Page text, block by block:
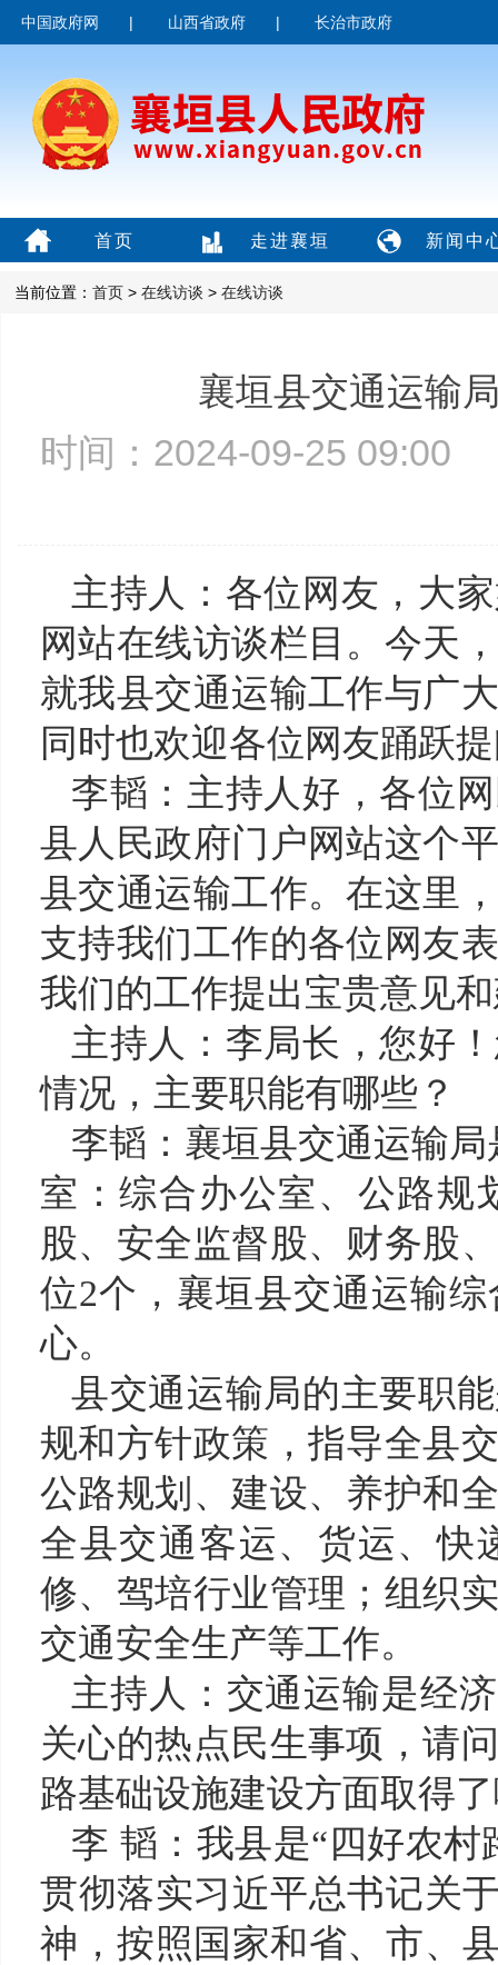
中国政府网 | 山西省政府 | 长治市政府
首页 走进襄垣 新闻中
当前位置： 首页 > 在线访谈 > 在线访谈
襄垣县交通运输
时间：2024-09-25
主持人：各位网友，大
网站在线访谈栏目。今天
就我县交通运输工作与广
同时也欢迎各位网友踊跃
李韬 ：主持人好，各位
县人民政府门户网站这个
县交通运输工作。在这里
支持我们工作的各位网友
我们的工作提出宝贵意见
主持人： 李局长，您好！
情况，主要职能有哪些？
李韬 ： 襄垣县交通运输局
室：综合办公室、公路规
股、安全监督股、财务股
位2个，襄垣县交通运输
心。
县交通运输局的主要职
规和方针政策 ，指导全县
公路规划、建设、养护和
全县交通客运、货运、快
修、 驾培行业管理；组织
交通安全生产等工作。
主持人： 交通运输是经
关心的热点民生事项，请
路基础设施建设方面取得
李 韬：我县是“四好农村
贯彻落实习近平总书记关
神，按照国家和省、市、